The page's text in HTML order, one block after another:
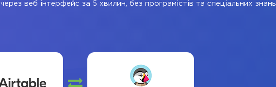
через веб інтерфейс за 5 хвилин, без програмістів та спеціальних знань.